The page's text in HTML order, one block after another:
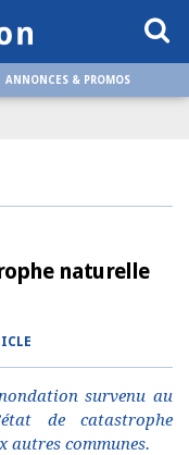
ANNONCES & PROMOS
naturelle
survenu au
de catastrophe
autres communes.